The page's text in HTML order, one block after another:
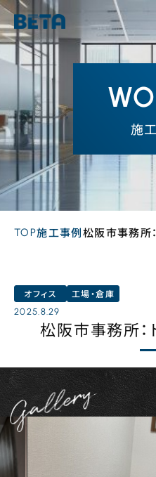
内
容
ッ
プ
施
TOP施工事例 松阪市事務所
オフィス 工場・倉庫
2025.8.29
松阪市事務所：